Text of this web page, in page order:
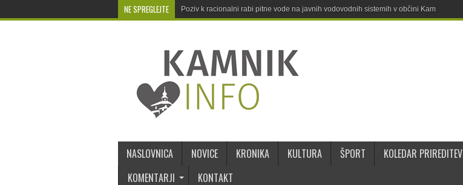
NE SPREGLEJTE Poziv k racionalni rabi pitne vode na javnih vodovodnih sistemih v občini Kamnik
NASLOVNICA NOVICE KRONIKA KULTURA ŠPORT KOLEDAR PRIREDITEV
KOMENTARJI
KONTAKT